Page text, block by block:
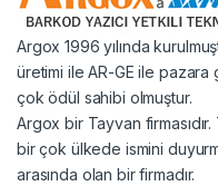
Argox 1996 yılında
üretimi ile AR-GE ile pazara
çok ödül sahibi olmuştur.
Argox bir Tayvan
bir çok ülkede ismini
arasında olan bir firmadır.